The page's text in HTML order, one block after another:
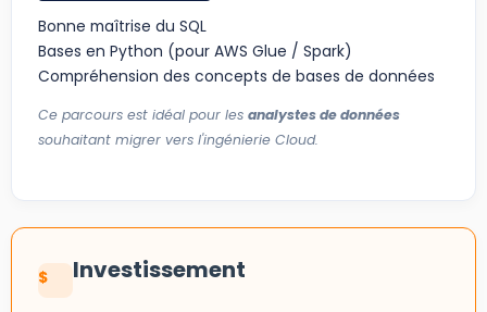
Bonne maîtrise du SQL
Bases en Python (pour AWS Glue / Spark)
Compréhension des concepts de bases de données
Ce parcours est idéal pour les analystes de données
souhaitant migrer vers l'ingénierie Cloud.
Investissement